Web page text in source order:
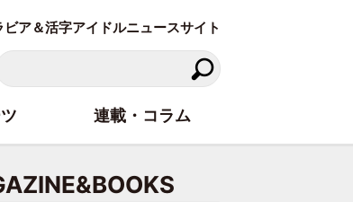
ア＆活字アイドルニュースサイト
連載・コラム